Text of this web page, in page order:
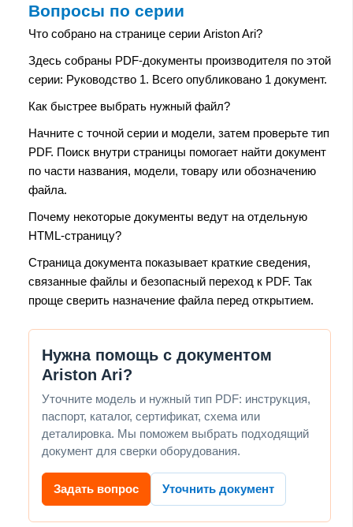
Вопросы по серии
Что собрано на странице серии Ariston Ari?
Здесь собраны PDF-документы производителя по этой
серии: Руководство 1. Всего опубликовано 1 документ.
Как быстрее выбрать нужный файл?
Начните с точной серии и модели, затем проверьте тип
PDF. Поиск внутри страницы помогает найти документ
по части названия, модели, товару или обозначению
файла.
Почему некоторые документы ведут на отдельную
HTML-страницу?
Страница документа показывает краткие сведения,
связанные файлы и безопасный переход к PDF. Так
проще сверить назначение файла перед открытием.
Нужна помощь с документом
Ariston Ari?
Уточните модель и нужный тип PDF: инструкция,
паспорт, каталог, сертификат, схема или
деталировка. Мы поможем выбрать подходящий
документ для сверки оборудования.
Задать вопрос Уточнить документ